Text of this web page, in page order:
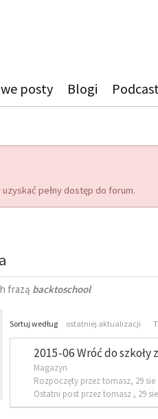
posty Blogi
uzyskać pełny dostęp do forum.
frazą backtoschool
Sortuj według ostatniej aktualizacji
2015-06 Wróć do
Magazyn
Rozpoczęty przez tomasz, 29 sie
Ostatni post przez tomasz , 29